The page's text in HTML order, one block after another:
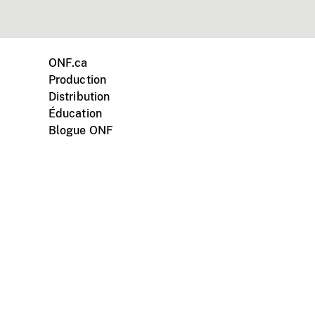
ONF.ca
Production
Distribution
Éducation
Blogue ONF